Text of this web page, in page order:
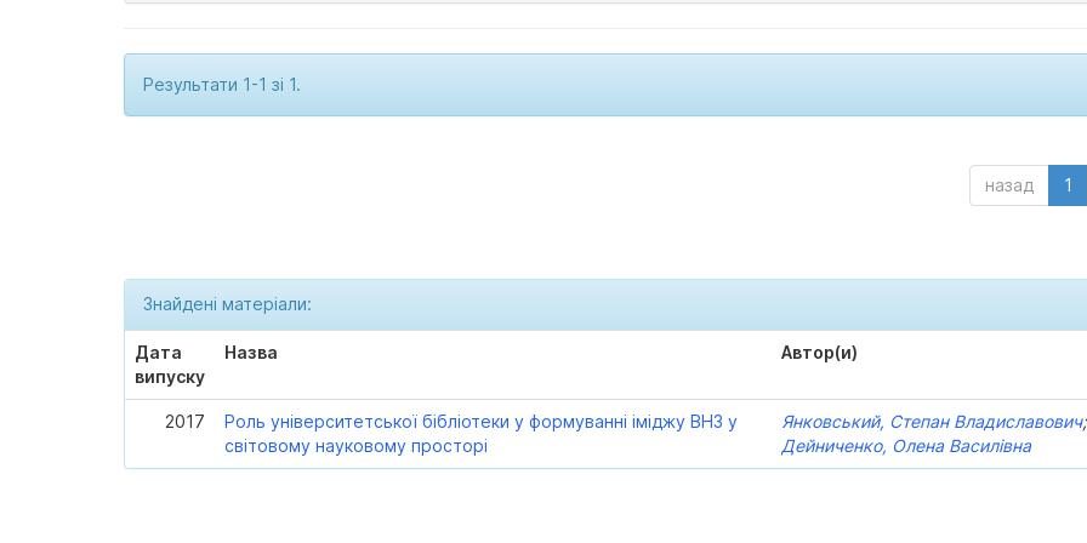
Результати 1-1 зі 1.
назад 1
Знайдені матеріали:
Дата
випуску
Назва Автор(и)
2017
Роль університетської бібліотеки у формуванні іміджу ВНЗ у
світовому науковому просторі
Янковський, Степан Владиславович;
Дейниченко, Олена Василівна